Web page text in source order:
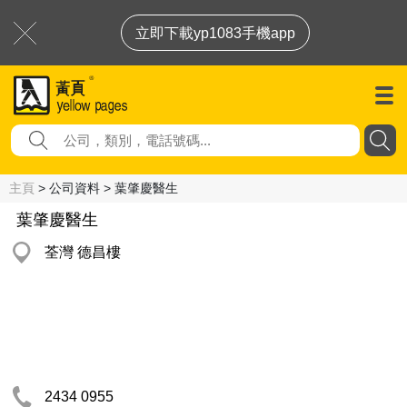
立即下載yp1083手機app
主頁 > 公司資料 > 葉肇慶醫生
葉肇慶醫生
荃灣 德昌樓
2434 0955